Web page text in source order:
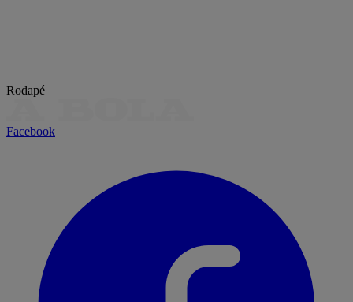
Rodapé
Facebook